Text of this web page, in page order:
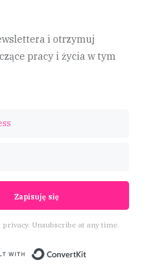
i otrzymuj
pracy i życia w tym
Zapisuję się
privacy. Unsubscribe at any time.
Built with